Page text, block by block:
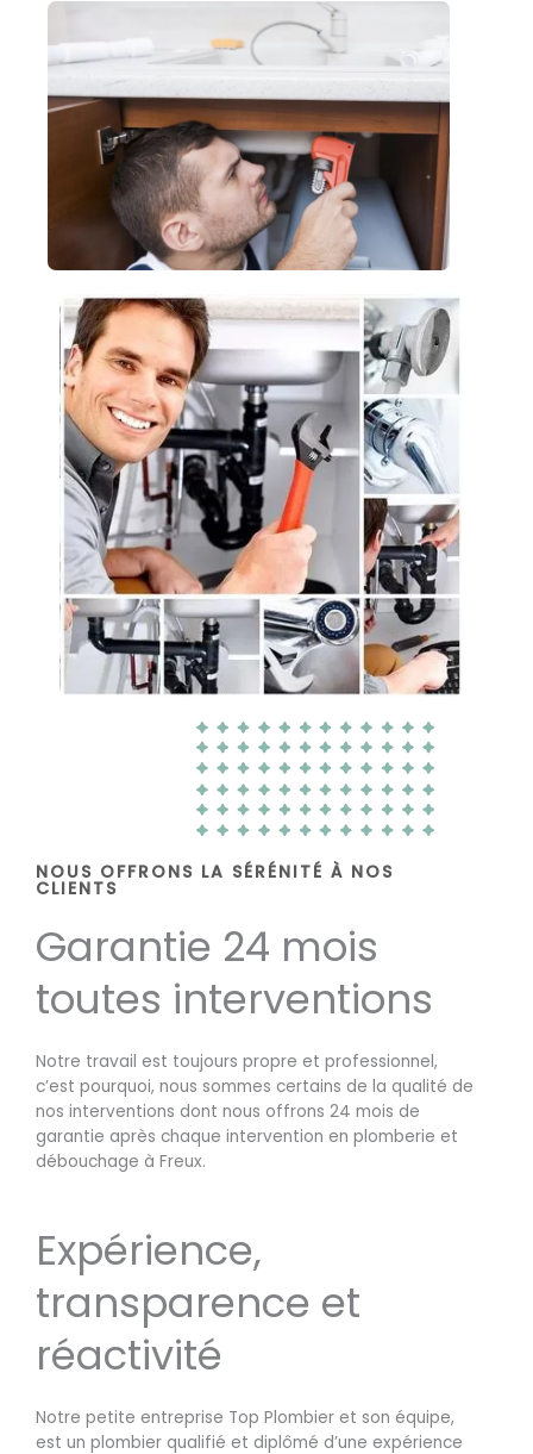
NOUS OFFRONS LA SÉRÉNITÉ À NOS
CLIENTS
Garantie 24 mois
toutes interventions
Notre travail est toujours propre et professionnel,
c’est pourquoi, nous sommes certains de la qualité de
nos interventions dont nous offrons 24 mois de
garantie après chaque intervention en plomberie et
débouchage à Freux.
Expérience,
transparence et
réactivité
Notre petite entreprise Top Plombier et son équipe,
est un plombier qualifié et diplômé d’une expérience